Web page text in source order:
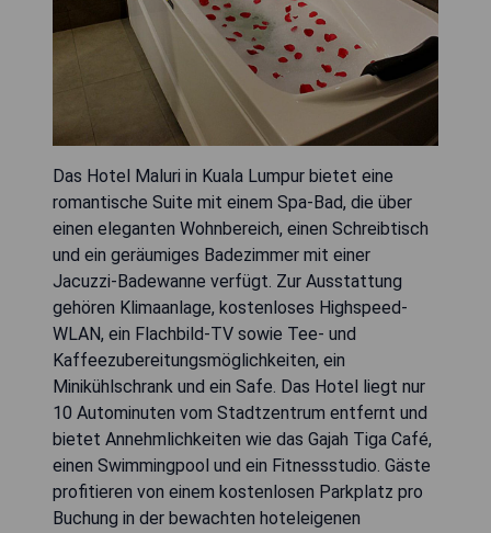
Das Hotel Maluri in Kuala Lumpur bietet eine
romantische Suite mit einem Spa-Bad, die über
einen eleganten Wohnbereich, einen Schreibtisch
und ein geräumiges Badezimmer mit einer
Jacuzzi-Badewanne verfügt. Zur Ausstattung
gehören Klimaanlage, kostenloses Highspeed-
WLAN, ein Flachbild-TV sowie Tee- und
Kaffeezubereitungsmöglichkeiten, ein
Minikühlschrank und ein Safe. Das Hotel liegt nur
10 Autominuten vom Stadtzentrum entfernt und
bietet Annehmlichkeiten wie das Gajah Tiga Café,
einen Swimmingpool und ein Fitnessstudio. Gäste
profitieren von einem kostenlosen Parkplatz pro
Buchung in der bewachten hoteleigenen